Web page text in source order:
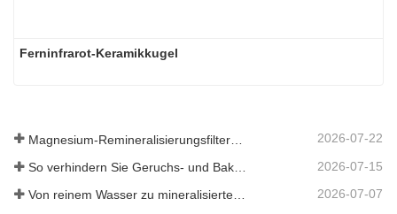
Ferninfrarot-Keramikkugel
2026-07-22
2026-07-15
Von reinem Wasser zu mineralisiertem Wasser: Wie ETERNAL WORLD die Mineralisierungsära des Leitungswassers anführt 2026-07-07